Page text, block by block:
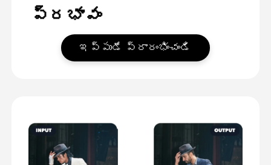
ప్రభావం
ఇప్పుడే ప్రారంభించండి